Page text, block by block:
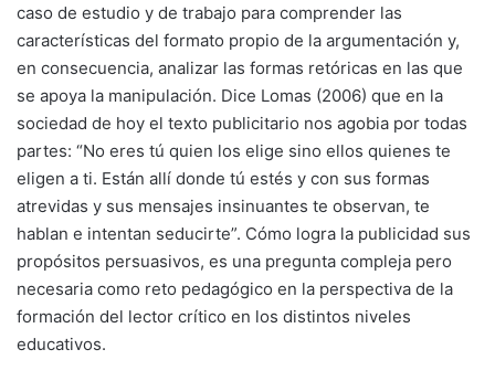
caso de estudio y de trabajo para comprender las
características del formato propio de la argumentación y,
en consecuencia, analizar las formas retóricas en las que
se apoya la manipulación. Dice Lomas (2006) que en la
sociedad de hoy el texto publicitario nos agobia por todas
partes: “No eres tú quien los elige sino ellos quienes te
eligen a ti. Están allí donde tú estés y con sus formas
atrevidas y sus mensajes insinuantes te observan, te
hablan e intentan seducirte”. Cómo logra la publicidad sus
propósitos persuasivos, es una pregunta compleja pero
necesaria como reto pedagógico en la perspectiva de la
formación del lector crítico en los distintos niveles
educativos.